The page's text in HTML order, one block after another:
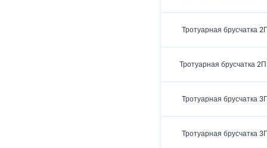
Тротуарная брусчатка
Тротуарная брусчатка
Тротуарная брусчатка
Тротуарная брусчатка